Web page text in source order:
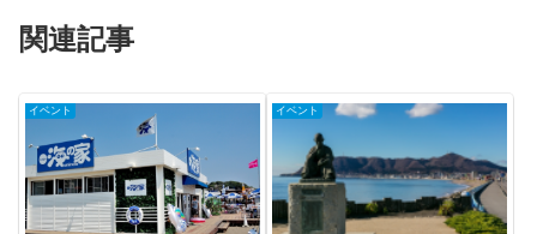
関連記事
イベント イベント